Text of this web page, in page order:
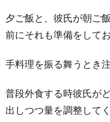
夕ご飯と、彼氏が朝ご
前にそれも準備をして
手料理を振る舞うとき
普段外食する時彼氏が
出しつつ量を調整してく